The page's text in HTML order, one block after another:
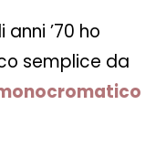
’70 ho
semplice da